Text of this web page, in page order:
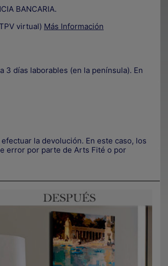
BANCARIA.
virtual) Más Información
3 días laborables (en la península). En
la devolución. En este caso, los
error por parte de Arts Fité o por